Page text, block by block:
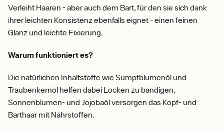
Verleiht Haaren - aber auch dem Bart, für den sie sich dank
ihrer leichten Konsistenz ebenfalls eignet - einen feinen
Glanz und leichte Fixierung.
Warum funktioniert es?
Die natürlichen Inhaltstoffe wie Sumpfblumenöl und
Traubenkernöl helfen dabei Locken zu bändigen,
Sonnenblumen- und Jojobaöl versorgen das Kopf- und
Barthaar mit Nährstoffen.